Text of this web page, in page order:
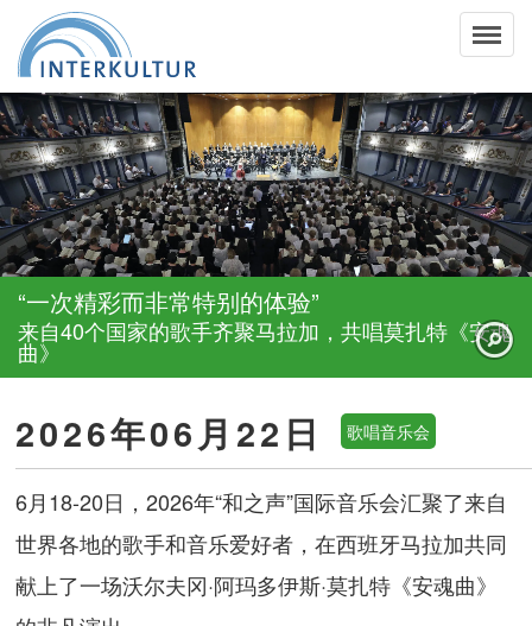
“一次精彩而非常特别的体验”
来自40个国家的歌手齐聚马拉加，共唱莫扎特《安魂
曲》
歌唱音乐会
2026年06月22日
6月18-20日，2026年“和之声”国际音乐会汇聚了来自
世界各地的歌手和音乐爱好者，在西班牙马拉加共同
献上了一场沃尔夫冈·阿玛多伊斯·莫扎特《安魂曲》